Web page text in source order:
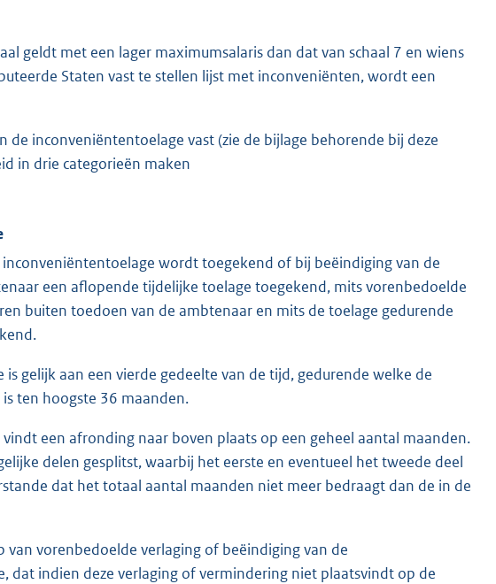
geldt met een lager maximumsalaris dan dat van schaal 7 en wiens
Staten vast te stellen lijst met inconveniënten, wordt een
de inconveniëntentoelage vast (zie de bijlage behorende bij deze
in drie categorieën maken
wordt toegekend of bij beëindiging van de
een aflopende tijdelijke toelage toegekend, mits vorenbedoelde
buiten toedoen van de ambtenaar en mits de toelage gedurende
gelijk aan een vierde gedeelte van de tijd, gedurende welke de
ten hoogste 36 maanden.
een afronding naar boven plaats op een geheel aantal maanden.
delen gesplitst, waarbij het eerste en eventueel het tweede deel
dat het totaal aantal maanden niet meer bedraagt dan de in de
vorenbedoelde verlaging of beëindiging van de
dat indien deze verlaging of vermindering niet plaatsvindt op de